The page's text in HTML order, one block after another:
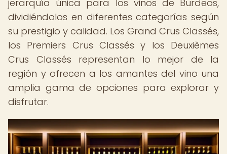
jerarquía única para los vinos de Burdeos,
dividiéndolos en diferentes categorías según
su prestigio y calidad. Los Grand Crus Classés,
los Premiers Crus Classés y los Deuxièmes
Crus Classés representan lo mejor de la
región y ofrecen a los amantes del vino una
amplia gama de opciones para explorar y
disfrutar.